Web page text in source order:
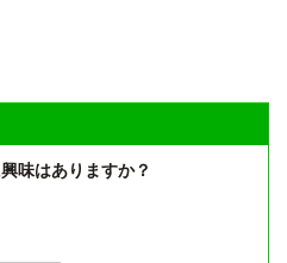
味はありますか？